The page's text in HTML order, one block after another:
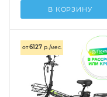
В КОРЗИНУ
от6127 р./мес.